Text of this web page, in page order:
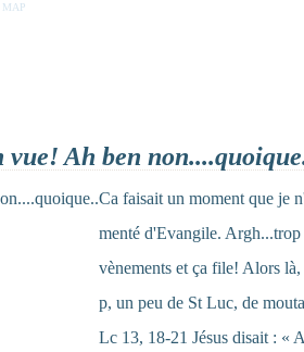
MAP
Ah ben
Ca faisait un moment que je
menté d'Evangile. Argh...trop
vènements et ça file! Alors
p, un peu de St Luc, de
Lc 13, 18-21 Jésus disait : «